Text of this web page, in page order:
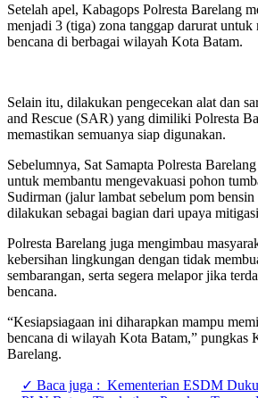
Setelah apel, Kabagops Polresta Barelang
menjadi 3 (tiga) zona tanggap darurat untuk
bencana di berbagai wilayah Kota Batam.
Selain itu, dilakukan pengecekan alat dan
and Rescue (SAR) yang dimiliki Polresta
memastikan semuanya siap digunakan.
Sebelumnya, Sat Samapta Polresta
untuk membantu mengevakuasi pohon
Sudirman (jalur lambat sebelum pom
dilakukan sebagai bagian dari upaya
Polresta Barelang juga mengimbau
kebersihan lingkungan dengan tidak
sembarangan, serta segera melapor jika
bencana.
“Kesiapsiagaan ini diharapkan mampu
bencana di wilayah Kota Batam,” pungkas
Barelang.
✓ Baca juga : Kementerian ESDM